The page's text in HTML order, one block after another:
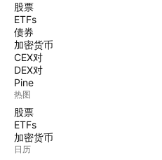
股票
ETFs
债券
加密货币
CEX对
DEX对
Pine
热图
股票
ETFs
加密货币
日历